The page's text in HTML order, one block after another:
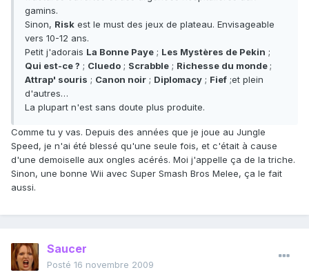
gamins.
Sinon, Risk est le must des jeux de plateau. Envisageable
vers 10-12 ans.
Petit j'adorais La Bonne Paye ; Les Mystères de Pekin ;
Qui est-ce ? ; Cluedo ; Scrabble ; Richesse du monde;
Attrap' souris ; Canon noir ; Diplomacy ; Fief ;et plein
d'autres…
La plupart n'est sans doute plus produite.
Comme tu y vas. Depuis des années que je joue au Jungle
Speed, je n'ai été blessé qu'une seule fois, et c'était à cause
d'une demoiselle aux ongles acérés. Moi j'appelle ça de la triche.
Sinon, une bonne Wii avec Super Smash Bros Melee, ça le fait
aussi.
Saucer
Posté 16 novembre 2009